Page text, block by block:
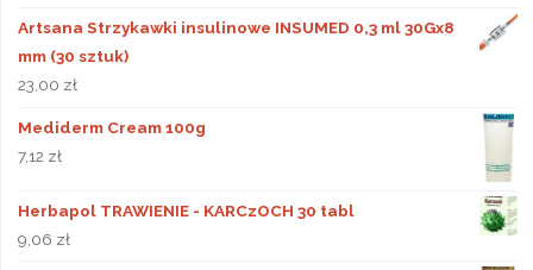
Artsana Strzykawki insulinowe INSUMED 0,3 ml 30Gx8
mm (30 sztuk)
23,00 zł
Mediderm Cream 100g
7,12 zł
Herbapol TRAWIENIE - KARCzOCH 30 tabl
9,06 zł